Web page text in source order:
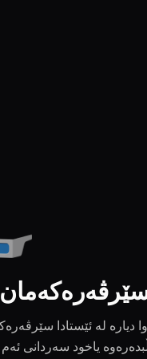
وا دیارە لە ئێستادا
یاخود سەردانی